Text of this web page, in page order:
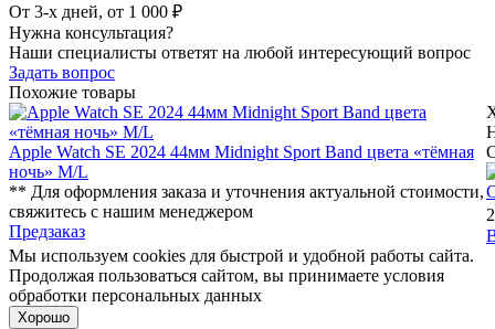
От 3-х дней, от 1 000 ₽
Нужна консультация?
Наши специалисты ответят на любой интересующий вопрос
Задать вопрос
Похожие товары
Apple Watch SE 2024 44мм Midnight Sport Band цвета «тёмная
ночь» M/L
** Для оформления заказа и уточнения актуальной стоимости,
свяжитесь с нашим менеджером
Предзаказ
Мы используем cookies для быстрой и удобной работы сайта.
Продолжая пользоваться сайтом, вы принимаете условия
обработки персональных данных
Хорошо